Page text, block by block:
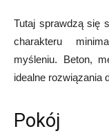
Tutaj sprawdzą się
charakteru
myśleniu. Beton,
idealne rozwiązania
Pokój